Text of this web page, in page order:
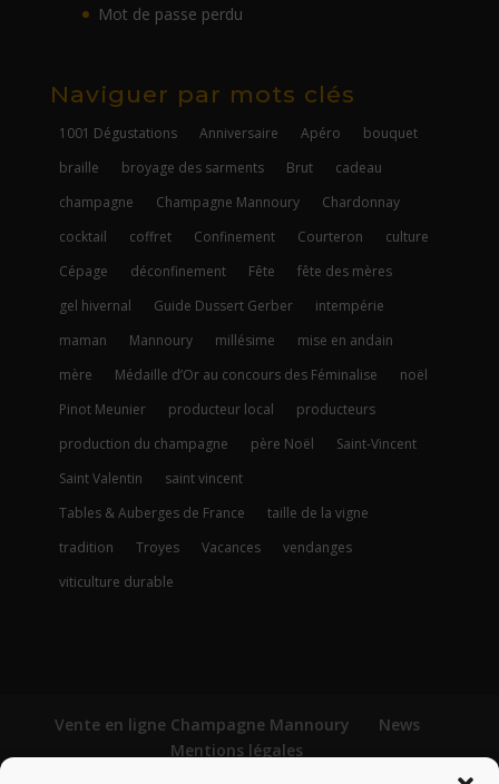
Mot de passe perdu
Naviguer par mots clés
1001 Dégustations Anniversaire Apéro
bouquet
braille
broyage des sarments Brut
cadeau
champagne
Champagne Mannoury
Chardonnay
cocktail
coffret Confinement Courteron
culture
Cépage
déconfinement Fête
fête des mères
gel hivernal
Guide Dussert Gerber
intempérie
maman
Mannoury millésime
mise en andain
mère
Médaille d’Or au concours des Féminalise
noël
Pinot Meunier
producteur local
producteurs
production du champagne
père Noël
Saint-Vincent
Saint Valentin
saint vincent
Tables & Auberges de France
taille de la vigne
tradition
Troyes Vacances
vendanges
viticulture durable
Vente en ligne Champagne Mannoury
News
Mentions légales